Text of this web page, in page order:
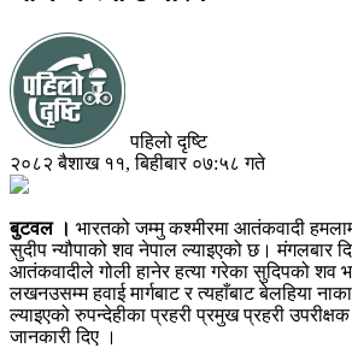
पहिलो दृष्टि
२०८२ बैशाख ११, बिहीबार ०७:५८ गते
बुटवल । भारतको जम्मु कश्मीरमा आतंकवादी
सुदीप न्यौपाको शव नेपाल ल्याइएको छ। मंगलबार
आतंकवादीले गोली हानेर हत्या गरेका सुदिपको शव
लखनउसम्म हवाई मार्गबाट र त्यहाँबाट बेलहिया
ल्याइएको रुपन्देहीका प्रहरी प्रमुख प्रहरी
जानकारी दिए ।